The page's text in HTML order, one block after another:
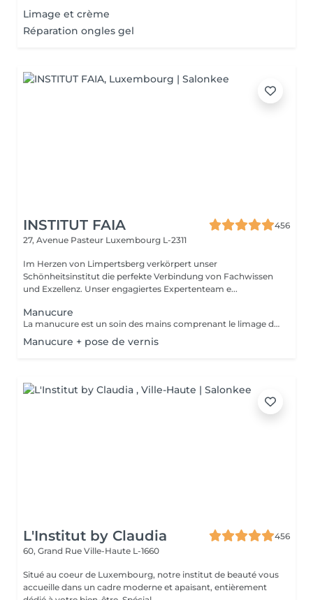
Limage et crème
Réparation ongles gel
INSTITUT FAIA
456
27, Avenue Pasteur Luxembourg L-2311
Im Herzen von Limpertsberg verkörpert unser
Schönheitsinstitut die perfekte Verbindung von Fachwissen
und Exzellenz. Unser engagiertes Expertenteam e...
Manucure
La manucure est un soin des mains comprenant le limage des ongles, la pousse et la coupe des cuticules, massage avec crème de soin et application d'un vernis transparent si désiré.
Manucure + pose de vernis
L'Institut by Claudia
456
60, Grand Rue Ville-Haute L-1660
Situé au coeur de Luxembourg, notre institut de beauté vous
accueille dans un cadre moderne et apaisant, entièrement